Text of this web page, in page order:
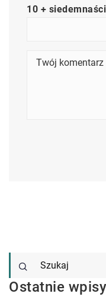
10 +
Ostatnie wpisy